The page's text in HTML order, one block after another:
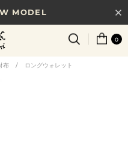
MODEL
円以上で送料無料
、新しいギフトガイド
0
布 / ロングウォレット